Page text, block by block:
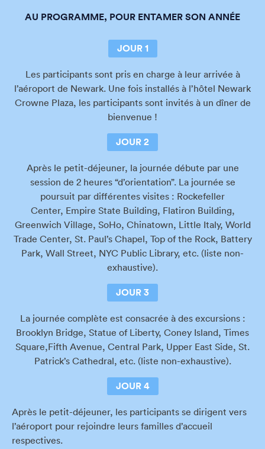
AU PROGRAMME, POUR ENTAMER SON ANNÉE
JOUR 1
Les participants sont pris en charge à leur arrivée à
l’aéroport de Newark. Une fois installés à l’hôtel Newark
Crowne Plaza, les participants sont invités à un dîner de
bienvenue !
JOUR 2
Après le petit-déjeuner, la journée débute par une
session de 2 heures “d’orientation”. La journée se
poursuit par différentes visites : Rockefeller
Center, Empire State Building, Flatiron Building,
Greenwich Village, SoHo, Chinatown, Little Italy, World
Trade Center, St. Paul’s Chapel, Top of the Rock, Battery
Park, Wall Street, NYC Public Library, etc. (liste non-
exhaustive).
JOUR 3
La journée complète est consacrée à des excursions :
Brooklyn Bridge, Statue of Liberty, Coney Island, Times
Square,Fifth Avenue, Central Park, Upper East Side, St.
Patrick’s Cathedral, etc. (liste non-exhaustive).
JOUR 4
Après le petit-déjeuner, les participants se dirigent vers
l’aéroport pour rejoindre leurs familles d’accueil
respectives.